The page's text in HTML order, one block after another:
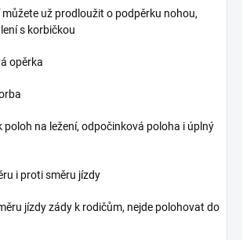
už prodloužit o podpěrku nohou,
s korbičkou
opěrka
poloh na ležení, odpočinková poloha i úplný
i proti směru jízdy
jízdy zády k rodičům, nejde polohovat do